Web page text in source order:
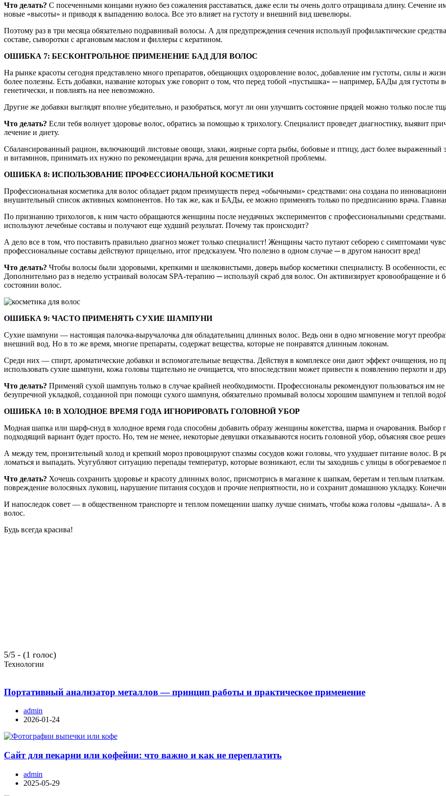
Что делать? С посеченными концами нужно без сожаления расставаться, даже если ты очень долго отращивала длину. Сечение
новые «высоты» и приводя к выпадению волоса. Все это влияет на густоту и внешний вид шевелюры.
Поэтому раз в три месяца обязательно подравнивай волосы. А для предупреждения сечения используй профилактические
составе, сыворотки с аргановым маслом и филлеры с кератином.
ОШИБКА 7: БЕСКОНТРОЛЬНОЕ ПРИМЕНЕНИЕ БАД ДЛЯ ВОЛОС
На рынке красоты сегодня представлено много препаратов, обещающих оздоровление волос, добавление им густоты, силы и
более полезны. Есть добавки, название которых уже говорит о том, что перед тобой «пустышка» ─ например, БАДы для густоты
генетически, и повлиять на нее невозможно.
Другие же добавки выглядят вполне убедительно, и разобраться, могут ли они улучшить состояние прядей можно только после
Что делать? Если тебя волнует здоровье волос, обратись за помощью к трихологу. Специалист проведет диагностику, выявит
лечение и диету.
Сбалансированный рацион, включающий листовые овощи, злаки, жирные сорта рыбы, бобовые и птицу, даст более выраженный
и витаминов, принимать их нужно по рекомендации врача, для решения конкретной проблемы.
ОШИБКА 8: ИСПОЛЬЗОВАНИЕ ПРОФЕССИОНАЛЬНОЙ КОСМЕТИКИ
Профессиональная косметика для волос обладает рядом преимуществ перед «обычными» средствами: она создана по
внушительный список активных компонентов. Но так же, как и БАДы, ее можно применять только по предписанию врача.
По признанию трихологов, к ним часто обращаются женщины после неудачных экспериментов с профессиональными средствами.
используют лечебные составы и получают еще худший результат. Почему так происходит?
А дело все в том, что поставить правильно диагноз может только специалист! Женщины часто путают себорею с симптомами
профессиональные составы действуют прицельно, итог предсказуем. Что полезно в одном случае ─ в другом наносит вред!
Что делать? Чтобы волосы были здоровыми, крепкими и шелковистыми, доверь выбор косметики специалисту. В особенности,
Дополнительно раз в неделю устраивай волосам SPA-терапию ─ используй скраб для волос. Он активизирует кровообращение и
состоянии волос.
ОШИБКА 9: ЧАСТО ПРИМЕНЯТЬ СУХИЕ ШАМПУНИ
Сухие шампуни — настоящая палочка-выручалочка для обладательниц длинных волос. Ведь они в одно мгновение могут
внешний вод. Но в то же время, многие препараты, содержат вещества, которые не понравятся длинным локонам.
Среди них — спирт, ароматические добавки и вспомогательные вещества. Действуя в комплексе они дают эффект очищения, но
использовать сухие шампуни, кожа головы тщательно не очищается, что впоследствии может привести к появлению перхоти и
Что делать? Применяй сухой шампунь только в случае крайней необходимости. Профессионалы рекомендуют пользоваться им
безупречной укладкой, созданной при помощи сухого шампуня, обязательно промывай волосы хорошим шампунем и теплой
ОШИБКА 10: В ХОЛОДНОЕ ВРЕМЯ ГОДА ИГНОРИРОВАТЬ ГОЛОВНОЙ УБОР
Модная шапка или шарф-снуд в холодное время года способны добавить образу женщины кокетства, шарма и очарования. Выбор
подходящий вариант будет просто. Но, тем не менее, некоторые девушки отказываются носить головной убор, объясняя свое
А между тем, пронзительный холод и крепкий мороз провоцируют спазмы сосудов кожи головы, что ухудшает питание волос. В
ломаться и выпадать. Усугубляют ситуацию перепады температур, которые возникают, если ты заходишь с улицы в обогреваемое
Что делать? Хочешь сохранить здоровье и красоту длинных волос, присмотрись в магазине к шапкам, беретам и теплым
повреждение волосяных луковиц, нарушение питания сосудов и прочие неприятности, но и сохранит домашнюю укладку.
И напоследок совет — в общественном транспорте и теплом помещении шапку лучше снимать, чтобы кожа головы «дышала». А
волос.
Будь всегда красива!
5/5 - (1 голос)
Технологии
Портативный анализатор металлов — принцип работы и практическое применение
admin
2026-01-24
Сайт для пекарни или кофейни: что важно и как не переплатить
admin
2025-05-29